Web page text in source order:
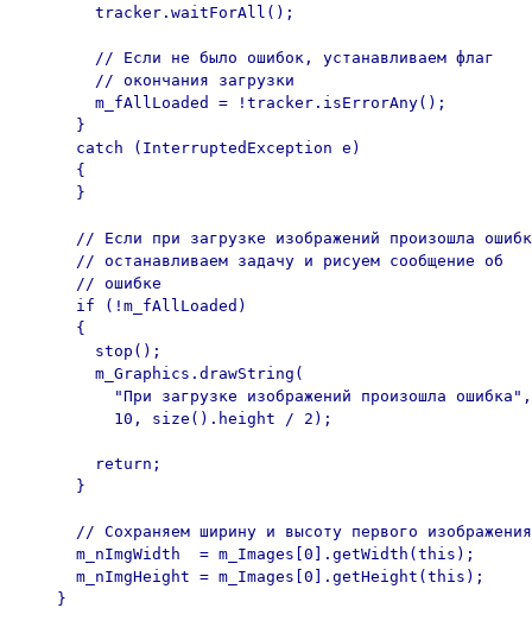
        tracker.waitForAll();
        // Если не было ошибок, устанавливаем флаг
        // окончания загрузки
        m_fAllLoaded = !tracker.isErrorAny();
      }
      catch (InterruptedException e)
      {
      }
// Если при загрузке изображений произошла
      // останавливаем задачу и рисуем сообщение об
      // ошибке
      if (!m_fAllLoaded)
      {
        stop();
        m_Graphics.drawString(
          "При загрузке изображений произошла ошибка",
          10, size().height / 2);
        return;
      }
      // Сохраняем ширину и высоту первого изображения
      m_nImgWidth  = m_Images[0].getWidth(this);
      m_nImgHeight = m_Images[0].getHeight(this);
    }